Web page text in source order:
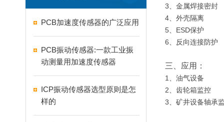
PCB加速度传感器的广泛应用
PCB振动传感器:一款工业振
动测量用加速度传感器
ICP振动传感器选型原则是怎
样的
3、金属焊接密封
4、外壳隔离
5、ESD保护
6、反向连接防护
三、应用：
1、油气设备
2、齿轮箱监控
3、矿井设备轴承